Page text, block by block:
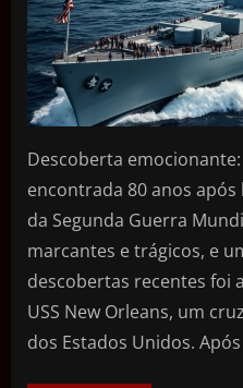
Descoberta
encontrada 80 anos
da Segunda Guerra
marcantes e trágicos, e
descobertas recentes foi
USS New Orleans, um
dos Estados Unidos.